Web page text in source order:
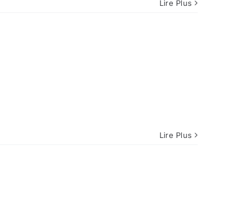
Lire Plus
Lire Plus